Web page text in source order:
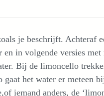
je beschrijft. Achteraf
in volgende versies
Bij de limoncello
het water er meteen
iemand anders, de